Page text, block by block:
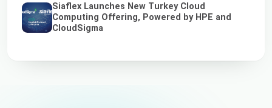
Siaflex Launches New Turkey Cloud
Computing Offering, Powered by HPE and
CloudSigma